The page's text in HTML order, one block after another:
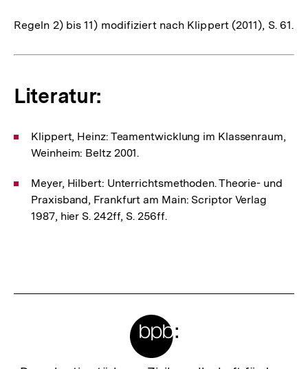
Regeln 2) bis 11) modifiziert nach Klippert (2011), S. 61.
Literatur:
Klippert, Heinz: Teamentwicklung im Klassenraum,
Weinheim: Beltz 2001.
Meyer, Hilbert: Unterrichtsmethoden. Theorie- und
Praxisband, Frankfurt am Main: Scriptor Verlag
1987, hier S. 242ff, S. 256ff.